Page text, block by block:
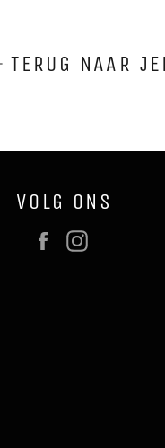
TERUG NAAR
VOLG ONS
Facebook